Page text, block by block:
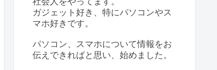
ガジェット好き、特にパソコンやス
マホ好きです。
パソコン、スマホについて情報をお
伝えできればと思い、始めました。